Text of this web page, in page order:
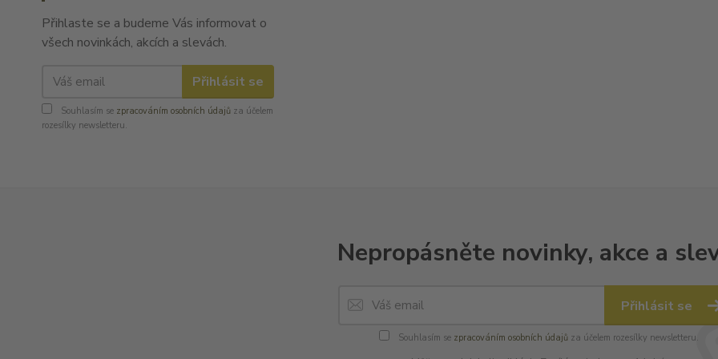
Přihlaste se a budeme Vás informovat o
všech novinkách, akcích a slevách.
Přihlásit se
Souhlasím se zpracováním osobních údajů za účelem
rozesílky newsletteru.
Nepropásněte novinky, akce a
Přihlásit se
Souhlasím se zpracováním osobních údajůza účelem rozesílky newsletteru.